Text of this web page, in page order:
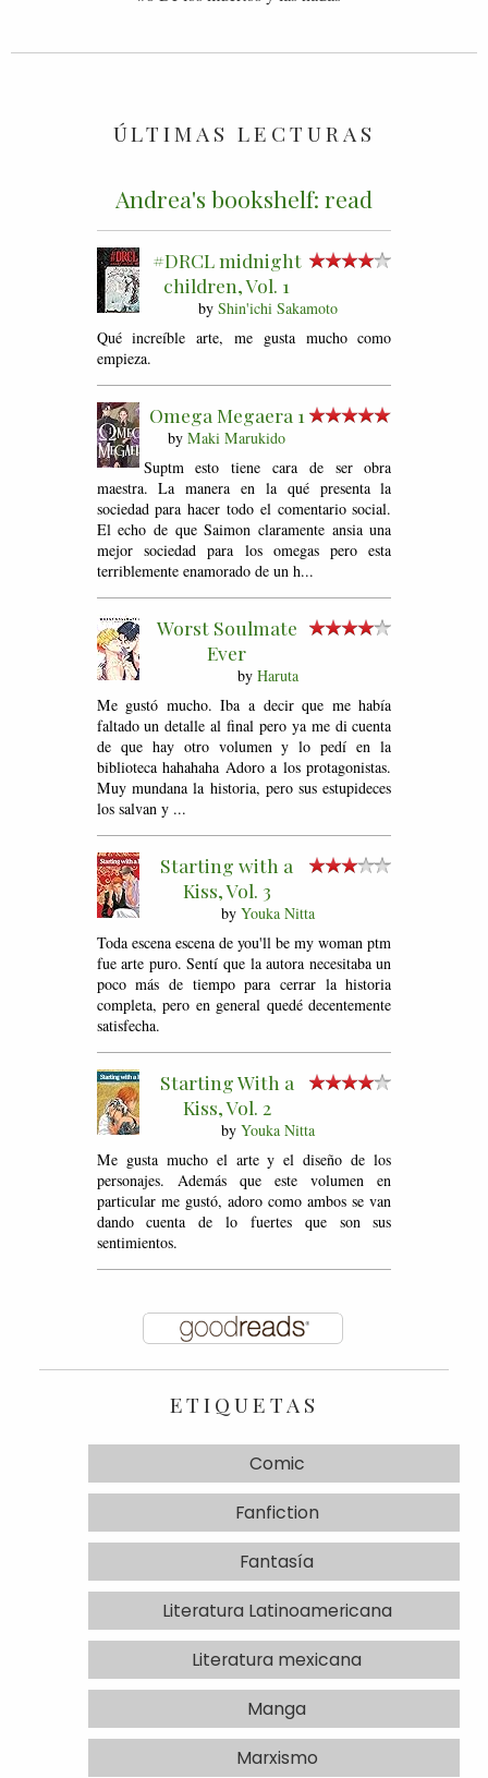
ÚLTIMAS LECTURAS
Andrea's bookshelf: read
#DRCL midnight
children, Vol. 1
by Shin'ichi Sakamoto
Qué increíble arte, me gusta mucho como
empieza.
Omega Megaera 1
by Maki Marukido
Suptm esto tiene cara de ser obra
maestra. La manera en la qué presenta la
sociedad para hacer todo el comentario social.
El echo de que Saimon claramente ansia una
mejor sociedad para los omegas pero esta
terriblemente enamorado de un h...
Worst Soulmate
Ever
by Haruta
Me gustó mucho. Iba a decir que me había
faltado un detalle al final pero ya me di cuenta
de que hay otro volumen y lo pedí en la
biblioteca hahahaha Adoro a los protagonistas.
Muy mundana la historia, pero sus estupideces
los salvan y ...
Starting with a
Kiss, Vol. 3
by Youka Nitta
Toda escena escena de you'll be my woman ptm
fue arte puro. Sentí que la autora necesitaba un
poco más de tiempo para cerrar la historia
completa, pero en general quedé decentemente
satisfecha.
Starting With a
Kiss, Vol. 2
by Youka Nitta
Me gusta mucho el arte y el diseño de los
personajes. Además que este volumen en
particular me gustó, adoro como ambos se van
dando cuenta de lo fuertes que son sus
sentimientos.
ETIQUETAS
Comic
Fanfiction
Fantasía
Literatura Latinoamericana
Literatura mexicana
Manga
Marxismo